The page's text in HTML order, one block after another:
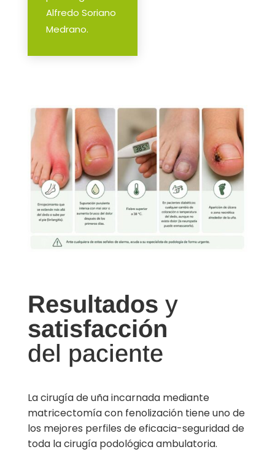
Alfredo Soriano
Medrano.
Resultados y
satisfacción
del paciente
La cirugía de uña incarnada mediante
matricectomía con fenolización tiene uno de
los mejores perfiles de eficacia-seguridad de
toda la cirugía podológica ambulatoria.